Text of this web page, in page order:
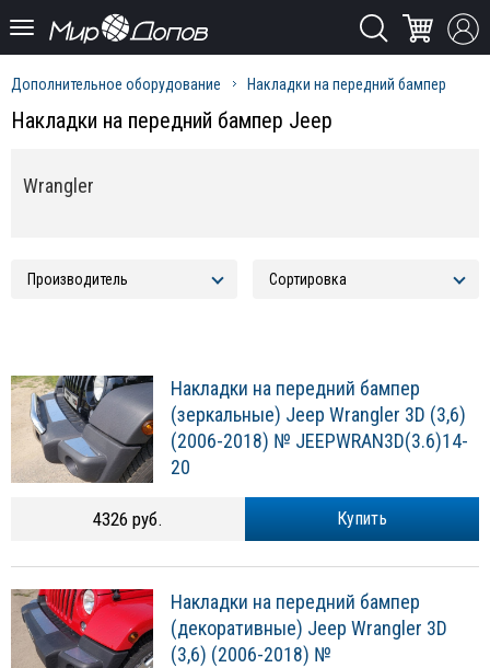
Дополнительное оборудование Накладки на передний бампер
Накладки на передний бампер Jeep
Wrangler
Накладки на передний бампер
(зеркальные) Jeep Wrangler 3D (3,6)
(2006-2018) № JEEPWRAN3D(3.6)14-
20
Купить
4326 руб.
Накладки на передний бампер
(декоративные) Jeep Wrangler 3D
(3,6) (2006-2018) №